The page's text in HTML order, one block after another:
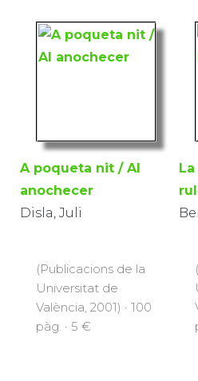
A poqueta nit / Al
anochecer
Disla, Juli
(Publicacions de la
Universitat de
València, 2001) · 100
pàg. · 5 €